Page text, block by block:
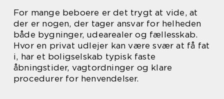
For mange beboere er det trygt at vide, at
der er nogen, der tager ansvar for helheden
både bygninger, udearealer og fællesskab.
Hvor en privat udlejer kan være svær at få fat
i, har et boligselskab typisk faste
åbningstider, vagtordninger og klare
procedurer for henvendelser.